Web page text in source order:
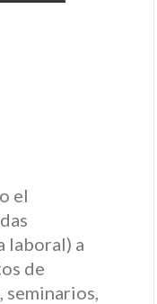
el
laboral) a
de